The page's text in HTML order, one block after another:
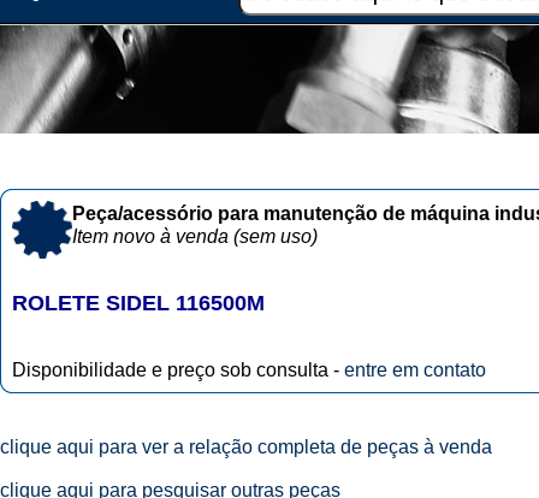
Peça/acessório para manutenção de máquina
Item novo à venda (sem uso)
ROLETE SIDEL 116500M
Disponibilidade e preço sob consulta - entre em contato
clique aqui para ver a relação completa de peças à venda
clique aqui para pesquisar outras peças